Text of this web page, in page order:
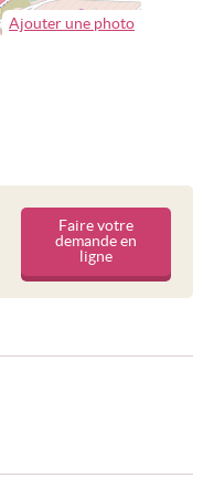
Ajouter une photo
Faire votre
demande en
ligne